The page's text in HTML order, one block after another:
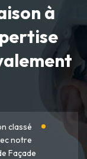
à
classé
notre
Façade